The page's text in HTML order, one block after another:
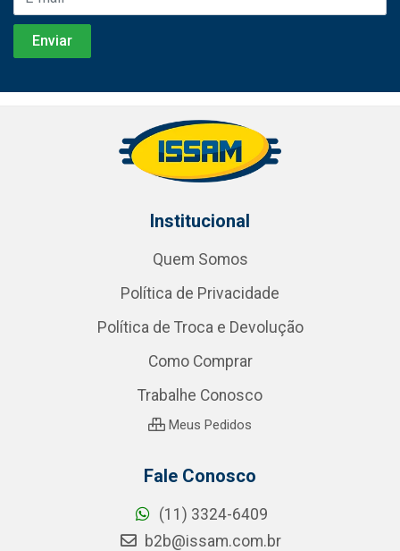
Institucional
Quem Somos
Política de Privacidade
Política de Troca e Devolução
Como Comprar
Trabalhe Conosco
Meus Pedidos
Fale Conosco
(11) 3324-6409
b2b@issam.com.br